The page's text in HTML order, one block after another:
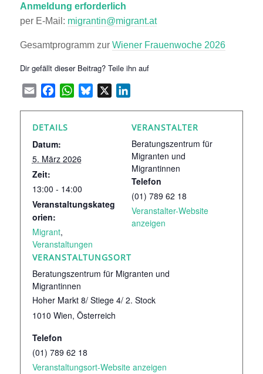
Anmeldung erforderlich
per E-Mail: migrantin@migrant.at
Gesamtprogramm zur Wiener Frauenwoche 2026
Dir gefällt dieser Beitrag? Teile ihn auf
Email FacebookWhatsAppBluesky
DETAILS
Datum:
5. März 2026
Zeit:
13:00 - 14:00
Veranstaltungskateg
orien:
Migrant,
Veranstaltungen
VERANSTALTUNGSORT
Beratungszentrum für Migranten und
Migrantinnen
Hoher Markt 8/ Stiege 4/ 2. Stock
1010 Wien, Österreich
Telefon
(01) 789 62 18
Veranstaltungsort-Website anzeigen
VERANSTALTER
Beratungszentrum für
Migranten und
Migrantinnen
Telefon
(01) 789 62 18
Veranstalter-Website
anzeigen